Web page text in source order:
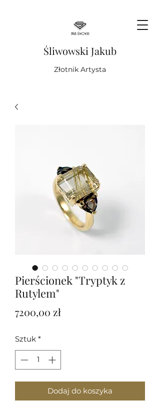
Śliwowski Jakub
Złotnik Artysta
Pierścionek "Tryptyk z
Rutylem"
7200,00 złCena
Sztuk *
Dodaj do koszyka